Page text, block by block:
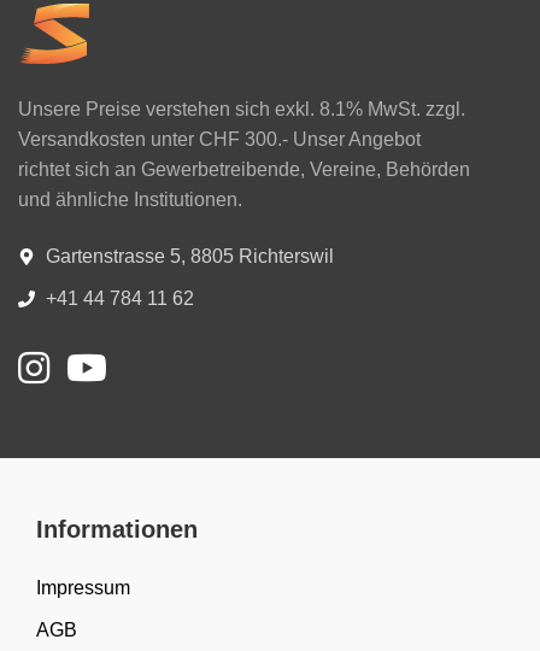
Unsere Preise verstehen sich exkl. 8.1% MwSt. zzgl.
Versandkosten unter CHF 300.- Unser Angebot
richtet sich an Gewerbetreibende, Vereine, Behörden
und ähnliche Institutionen.
Gartenstrasse 5, 8805 Richterswil
+41 44 784 11 62
Informationen
Impressum
AGB